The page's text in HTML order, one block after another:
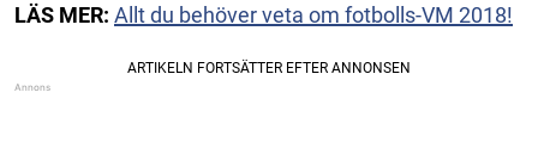
LÄS MER: Allt du behöver veta om fotbolls-VM 2018!